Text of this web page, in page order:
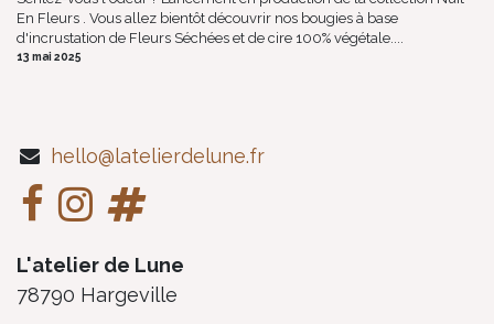
En Fleurs . Vous allez bientôt découvrir nos bougies à base
d'incrustation de Fleurs Séchées et de cire 100% végétale....
13 mai 2025
hello@latelierdelune.fr
L'atelier de Lune
78790 Hargeville